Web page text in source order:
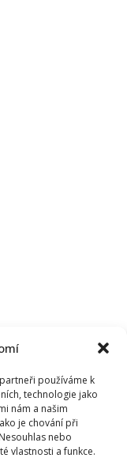
používáme k
technologie jako
nám a našim
je chování při
nebo
vlastnosti a funkce.